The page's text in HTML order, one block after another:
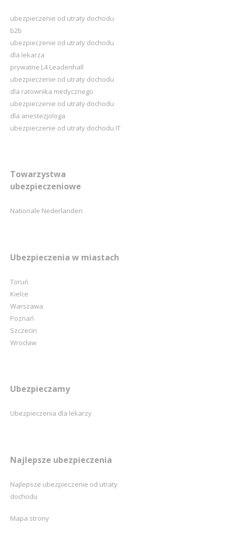
ubezpieczenie od utraty dochodu
b2b
ubezpieczenie od utraty dochodu
dla lekarza
prywatne L4 Leadenhall
ubezpieczenie od utraty dochodu
dla ratownika medycznego
ubezpieczenie od utraty dochodu
dla anestezjologa
ubezpieczenie od utraty dochodu IT
Towarzystwa
ubezpieczeniowe
Nationale Nederlanden
Ubezpieczenia w miastach
Toruń
Kielce
Warszawa
Poznań
Szczecin
Wrocław
Ubezpieczamy
Ubezpieczenia dla lekarzy
Najlepsze ubezpieczenia
Najlepsze ubezpieczenie od utraty
dochodu
Mapa strony